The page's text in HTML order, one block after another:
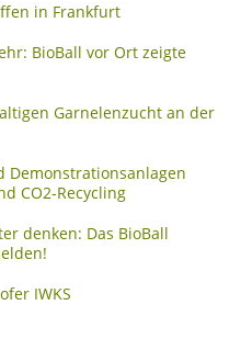
in Frankfurt
BioBall vor Ort zeigte
Garnelenzucht an der
Demonstrationsanlagen
CO2-Recycling
denken: Das BioBall
IWKS